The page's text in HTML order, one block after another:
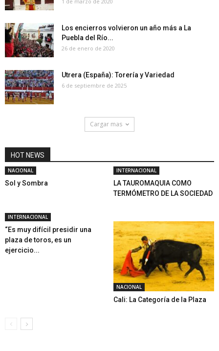
Los encierros volvieron un año más a La
Puebla del Río...
26 de enero de 2020
Utrera (España): Torería y Variedad
6 de septiembre de 2025
Cargar mas
HOT NEWS
NACIONAL
Sol y Sombra
INTERNACIONAL
LA TAUROMAQUIA COMO
TERMÓMETRO DE LA SOCIEDAD
INTERNACIONAL
“Es muy difícil presidir una
plaza de toros, es un
ejercicio...
NACIONAL
Cali: La Categoría de la Plaza